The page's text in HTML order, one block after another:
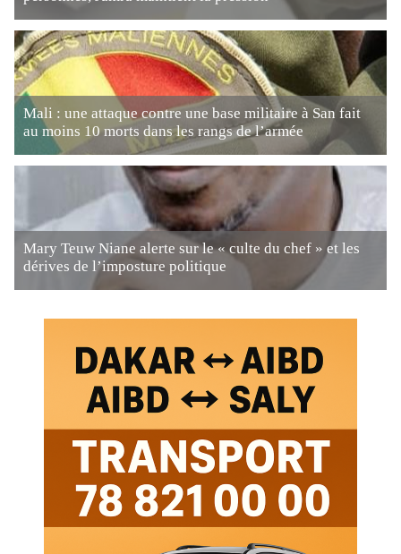
Mali : une attaque contre une base militaire à San fait
au moins 10 morts dans les rangs de l’armée
Mary Teuw Niane alerte sur le « culte du chef » et les
dérives de l’imposture politique